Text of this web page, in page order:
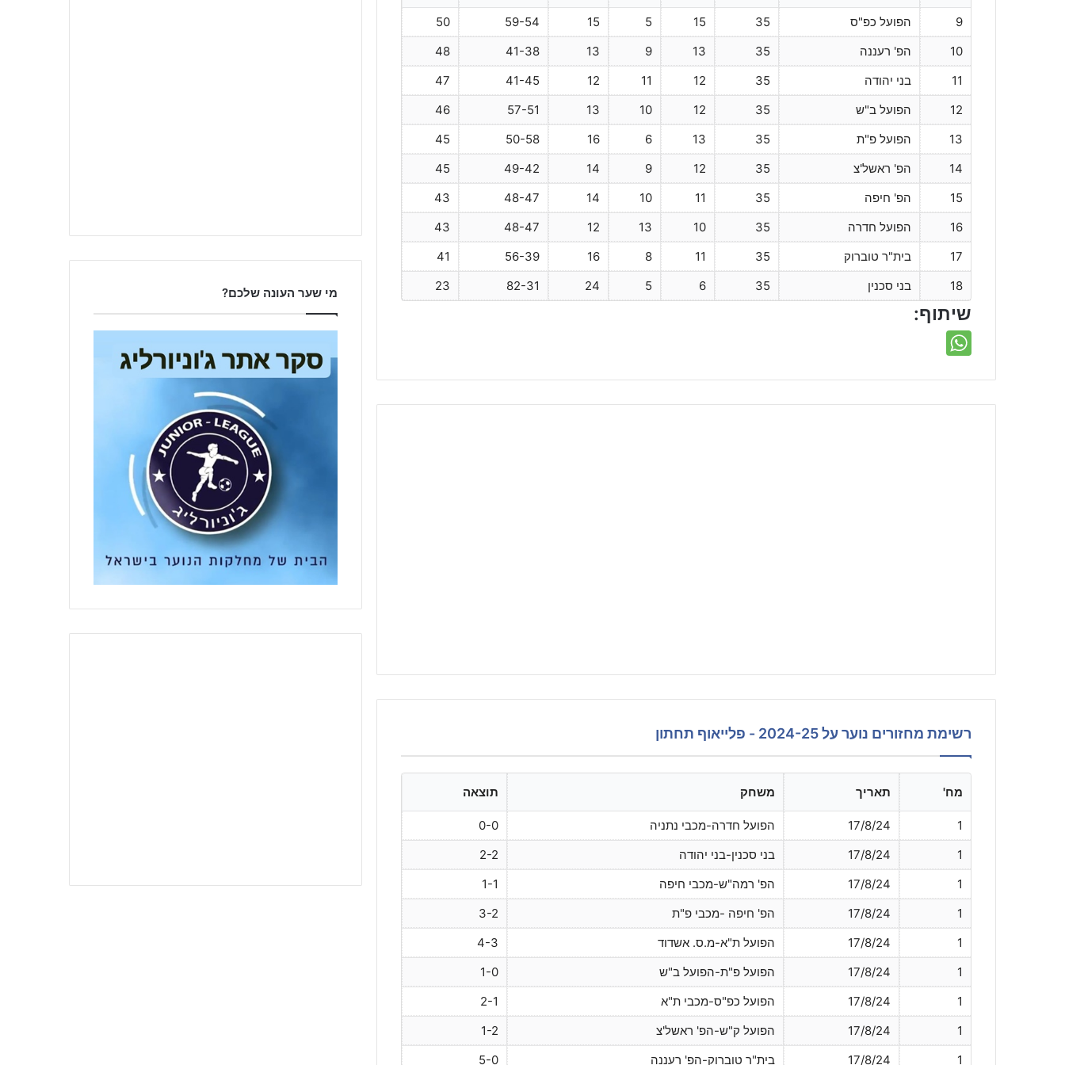
9 הפועל כפ"ס 35
15
5
15
59-54
50
10
הפ' רעננה 35
13
9
13
41-38
48
11
בני יהודה 35
12
11
12
41-45
47
12
הפועל ב"ש 35
12
10
13
57-51
46
13
הפועל פ"ת 35
13
6
16
50-58
45
14
הפ' ראשל'צ 35
12
9
14
49-42
45
15
הפ' חיפה 35
11
10
14
48-47
43
16
הפועל חדרה 35
10
13
12
48-47
43
17
בית"ר טוברוק 35
11
8
16
56-39
41
18
בני סכנין 35
6
5
24
82-31
23
שיתוף:
רשימת מחזורים נוער על 2024-25 - פלייאוף תחתון
מח' תאריך משחק תוצאה
1
17/8/24 הפועל חדרה-מכבי נתניה
0-0
1
17/8/24 בני סכנין-בני יהודה
2-2
1
17/8/24 הפ' רמה"ש-מכבי חיפה
1-1
1
17/8/24 הפ' חיפה -מכבי פ"ת
3-2
1
17/8/24 הפועל ת"א-מ.ס. אשדוד
4-3
1
17/8/24 הפועל פ"ת-הפועל ב"ש
1-0
1
17/8/24 הפועל כפ"ס-מכבי ת"א
2-1
1
17/8/24 הפועל ק"ש-הפ' ראשל'צ
1-2
1
17/8/24 בית"ר טוברוק-הפ' רעננה 5-0
מי שער העונה שלכם?